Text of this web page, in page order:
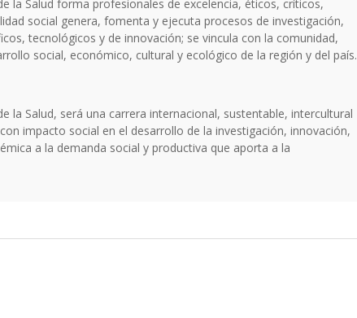
la Salud forma profesionales de excelencia, éticos, críticos,
social genera, fomenta y ejecuta procesos de investigación,
tecnológicos y de innovación; se vincula con la comunidad,
social, económico, cultural y ecológico de la región y del país.
la Salud, será una carrera internacional, sustentable, intercultural
impacto social en el desarrollo de la investigación, innovación,
a la demanda social y productiva que aporta a la